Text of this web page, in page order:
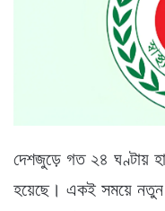
দেশজুড়ে গত ২৪ ঘণ্টায়
হয়েছে। একই সময়ে নতুন